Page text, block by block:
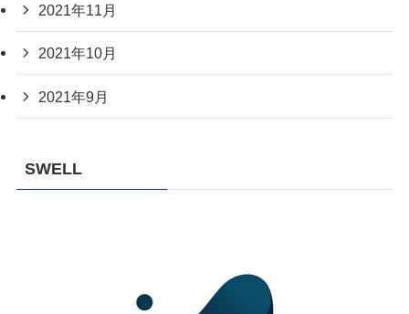
2021年11月
2021年10月
2021年9月
SWELL